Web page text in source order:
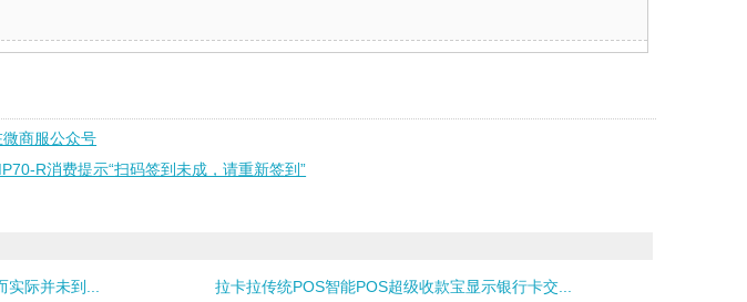
商服公众号
R消费提示“扫码签到未成，请重新签到”
际并未到...
拉卡拉传统POS智能POS超级收款宝显示银行卡交...